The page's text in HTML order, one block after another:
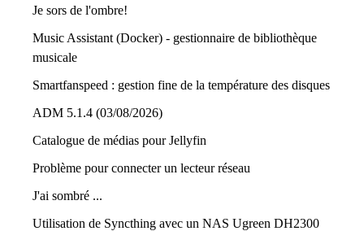
Je sors de l'ombre!
Music Assistant (Docker) - gestionnaire de bibliothèque
musicale
Smartfanspeed : gestion fine de la température des disques
ADM 5.1.4 (03/08/2026)
Catalogue de médias pour Jellyfin
Problème pour connecter un lecteur réseau
J'ai sombré ...
Utilisation de Syncthing avec un NAS Ugreen DH2300